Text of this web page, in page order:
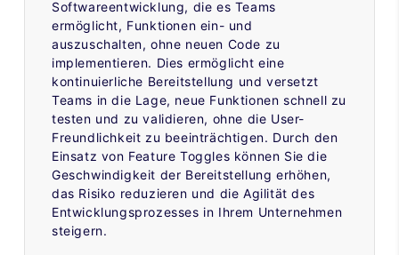
Softwareentwicklung, die es Teams
ermöglicht, Funktionen ein- und
auszuschalten, ohne neuen Code zu
implementieren. Dies ermöglicht eine
kontinuierliche Bereitstellung und versetzt
Teams in die Lage, neue Funktionen schnell zu
testen und zu validieren, ohne die User-
Freundlichkeit zu beeinträchtigen. Durch den
Einsatz von Feature Toggles können Sie die
Geschwindigkeit der Bereitstellung erhöhen,
das Risiko reduzieren und die Agilität des
Entwicklungsprozesses in Ihrem Unternehmen
steigern.